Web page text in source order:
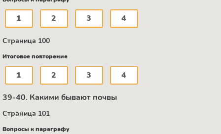
1 2 3 4
Страница 100
Итоговое повторение
1 2 3 4
39-40. Какими бывают почвы
Страница 101
Вопросы к параграфу